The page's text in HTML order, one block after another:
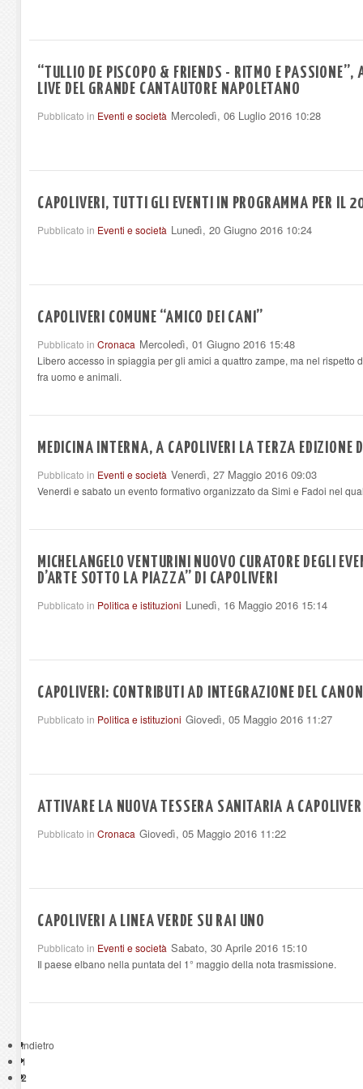
“TULLIO DE PISCOPO & FRIENDS - RITMO E PASSIONE”,
LIVE DEL GRANDE CANTAUTORE NAPOLETANO
Pubblicato in Eventi e società Mercoledì, 06 Luglio 2016 10:28
CAPOLIVERI, TUTTI GLI EVENTI IN PROGRAMMA PER IL
Pubblicato in Eventi e società Lunedì, 20 Giugno 2016 10:24
CAPOLIVERI COMUNE “AMICO DEI CANI”
Pubblicato in Cronaca Mercoledì, 01 Giugno 2016 15:48
Libero accesso in spiaggia per gli amici a quattro zampe, ma nel rispetto
fra uomo e animali.
MEDICINA INTERNA, A CAPOLIVERI LA TERZA EDIZIONE
Pubblicato in Eventi e società Venerdì, 27 Maggio 2016 09:03
Venerdi e sabato un evento formativo organizzato da Simi e Fadoi nel
MICHELANGELO VENTURINI NUOVO CURATORE DEGLI
D’ARTE SOTTO LA PIAZZA” DI CAPOLIVERI
Pubblicato in Politica e istituzioni Lunedì, 16 Maggio 2016 15:14
CAPOLIVERI: CONTRIBUTI AD INTEGRAZIONE DEL
Pubblicato in Politica e istituzioni Giovedì, 05 Maggio 2016 11:27
ATTIVARE LA NUOVA TESSERA SANITARIA A
Pubblicato in Cronaca Giovedì, 05 Maggio 2016 11:22
CAPOLIVERI A LINEA VERDE SU RAI UNO
Pubblicato in Eventi e società Sabato, 30 Aprile 2016 15:10
Il paese elbano nella puntata del 1° maggio della nota trasmissione.
Indietro
1
2